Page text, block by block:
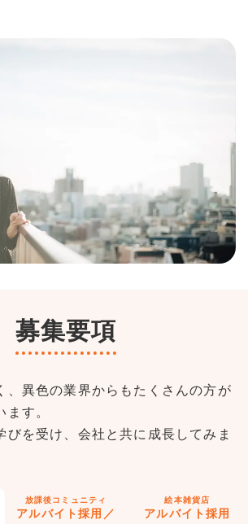
募集要項
、異色の業界からもたくさんの方が
ます。
びを受け、会社と共に成長してみま
放課後コミュニティ
アルバイト採用／
絵本雑貨店
アルバイト採用